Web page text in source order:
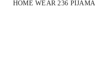
HOME WEAR 236 PIJAMA